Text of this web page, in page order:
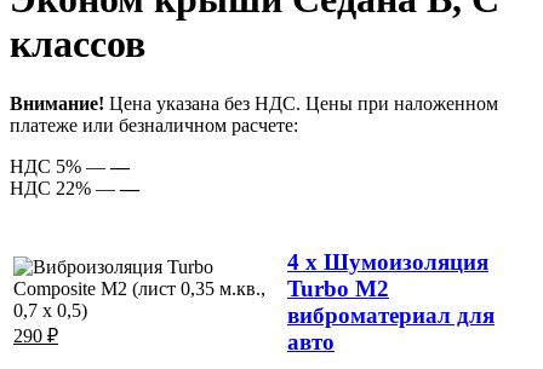
классов
Внимание! Цена указана без НДС. Цены при наложенном
платеже или безналичном расчете:
НДС 5% ——
НДС 22% ——
290 ₽
4 x Шумоизоляция
Turbo М2
виброматериал для
авто